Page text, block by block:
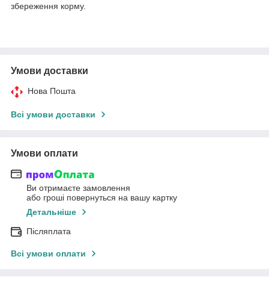
збереження корму.
Умови доставки
Нова Пошта
Всі умови доставки
Умови оплати
Ви отримаєте замовлення
або гроші повернуться на вашу картку
Детальніше
Післяплата
Всі умови оплати